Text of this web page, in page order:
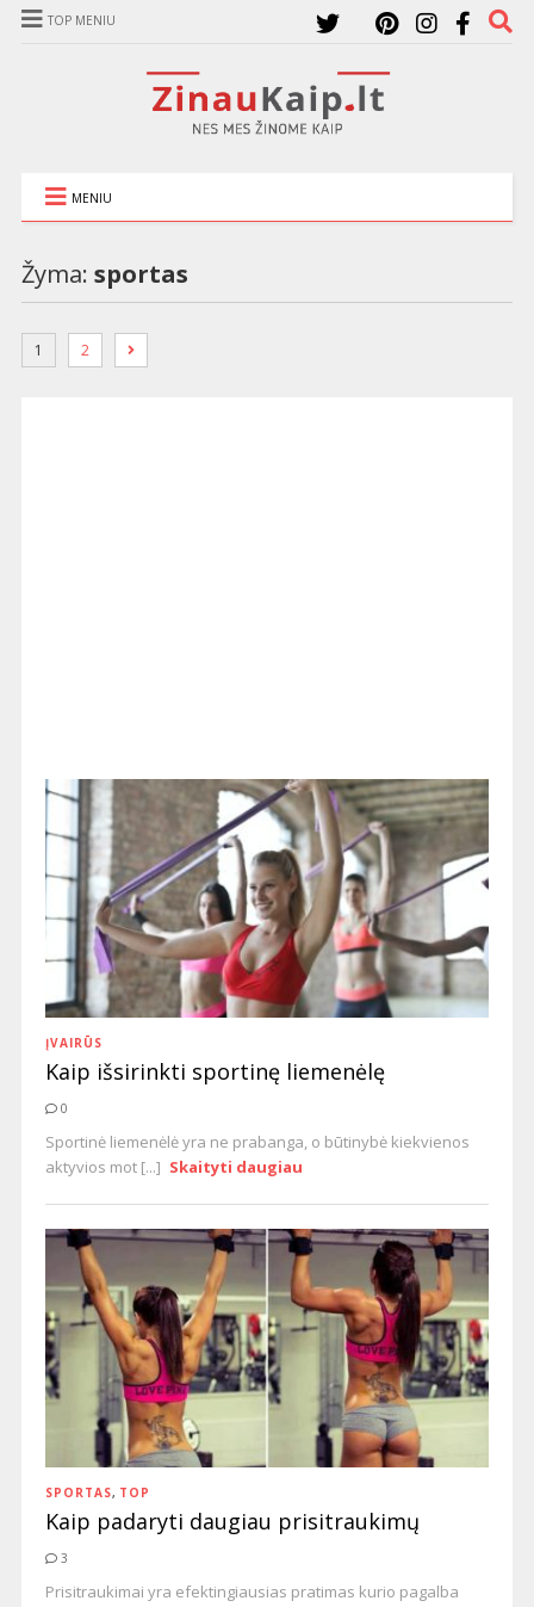
TOP MENIU
MENIU
Žyma: sportas
1 2
ĮVAIRŪS
Kaip išsirinkti sportinę liemenėlę
0
Sportinė liemenėlė yra ne prabanga, o būtinybė kiekvienos
aktyvios mot [...] Skaityti daugiau
SPORTAS, TOP
Kaip padaryti daugiau prisitraukimų
3
Prisitraukimai yra efektingiausias pratimas kurio pagalba